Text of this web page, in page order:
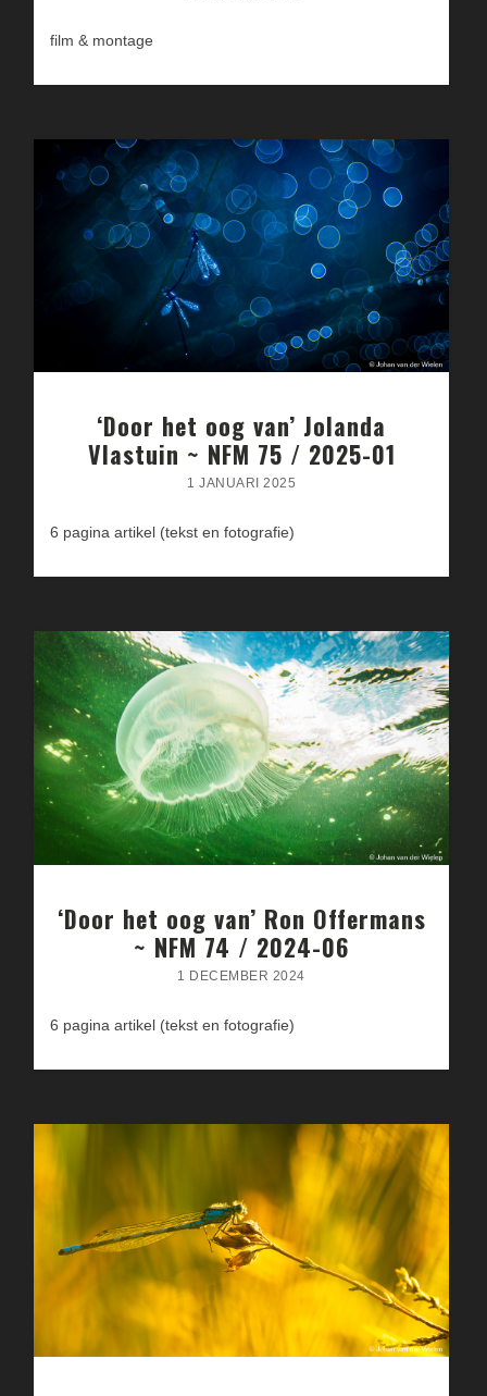
film & montage
‘Door het oog van’ Jolanda
Vlastuin ~ NFM 75 / 2025-01
1 JANUARI 2025
6 pagina artikel (tekst en fotografie)
‘Door het oog van’ Ron Offermans
~ NFM 74 / 2024-06
1 DECEMBER 2024
6 pagina artikel (tekst en fotografie)